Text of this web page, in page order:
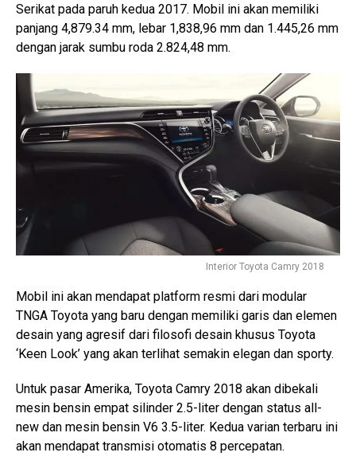
Serikat pada paruh kedua 2017. Mobil ini akan memiliki
panjang 4,879.34 mm, lebar 1,838,96 mm dan 1.445,26 mm
dengan jarak sumbu roda 2.824,48 mm.
Interior Toyota Camry 2018
Mobil ini akan mendapat platform resmi dari modular
TNGA Toyota yang baru dengan memiliki garis dan elemen
desain yang agresif dari filosofi desain khusus Toyota
‘Keen Look’ yang akan terlihat semakin elegan dan sporty.
Untuk pasar Amerika, Toyota Camry 2018 akan dibekali
mesin bensin empat silinder 2.5-liter dengan status all-
new dan mesin bensin V6 3.5-liter. Kedua varian terbaru ini
akan mendapat transmisi otomatis 8 percepatan.